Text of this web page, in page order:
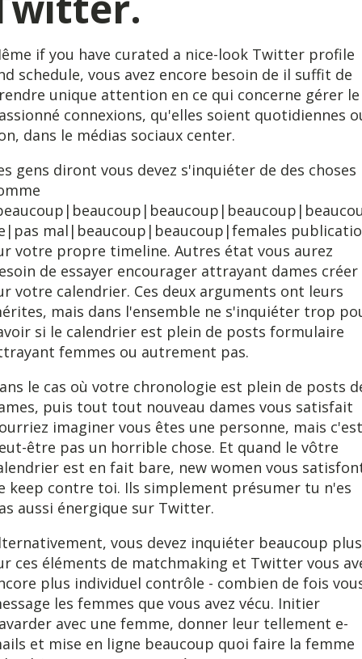
if you have curated a nice-look Twitter profile
schedule, vous avez encore besoin de il suffit de
unique attention en ce qui concerne gérer le
connexions, qu'elles soient quotidiennes
dans le médias sociaux center.
gens diront vous devez s'inquiéter de des choses
mal|beaucoup|beaucoup|females
votre propre timeline. Autres état vous aurez
de essayer encourager attrayant dames créer
votre calendrier. Ces deux arguments ont leurs
mais dans l'ensemble ne s'inquiéter trop
si le calendrier est plein de posts formulaire
femmes ou autrement pas.
le cas où votre chronologie est plein de posts
puis tout tout nouveau dames vous satisfait
imaginer vous êtes une personne, mais c'est
être pas un horrible chose. Et quand le vôtre
est en fait bare, new women vous
keep contre toi. Ils simplement présumer tu n'es
aussi énergique sur Twitter.
vous devez inquiéter beaucoup plus
ces éléments de matchmaking et Twitter vous
plus individuel contrôle - combien de fois
les femmes que vous avez vécu. Initier
avec une femme, donner leur tellement e-
et mise en ligne beaucoup quoi faire la femme